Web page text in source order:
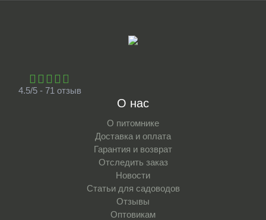
4.5/5 - 71 отзыв
О нас
О питомнике
Доставка и оплата
Гарантия и возврат
Отследить заказ
Новости
Статьи для садоводов
Отзывы
Оптовикам